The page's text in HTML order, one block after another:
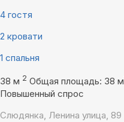
4 гостя
2 кровати
1 спальня
38 м 2 Общая площадь: 38 м
Повышенный спрос
Слюдянка, Ленина улица, 89